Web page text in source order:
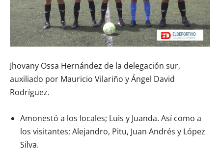
Jhovany Ossa Hernández de la delegación sur,
auxiliado por Mauricio Vilariño y Ángel David
Rodríguez.
Amonestó a los locales; Luis y Juanda. Así como a
los visitantes; Alejandro, Pitu, Juan Andrés y López
Silva.